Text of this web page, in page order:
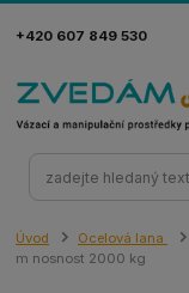
+420 607 849 530
Úvod Ocelová lana
m nosnost 2000 kg